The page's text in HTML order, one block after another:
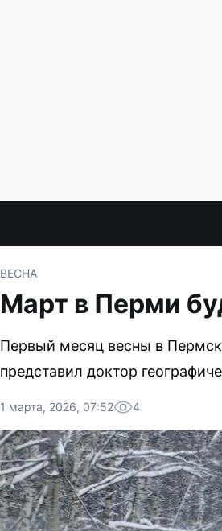
ВЕСНА
Март в Перми
Первый месяц весны в
представил доктор
1 марта, 2026, 07:52 4